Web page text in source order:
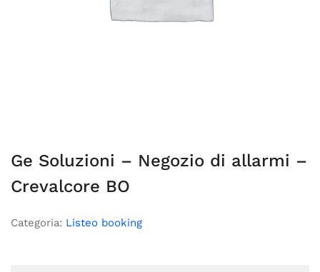
Ge Soluzioni – Negozio di allarmi –
Crevalcore BO
Categoria: Listeo booking